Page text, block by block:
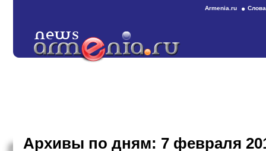
Armenia.ru
Архивы по дням: 7 февраля